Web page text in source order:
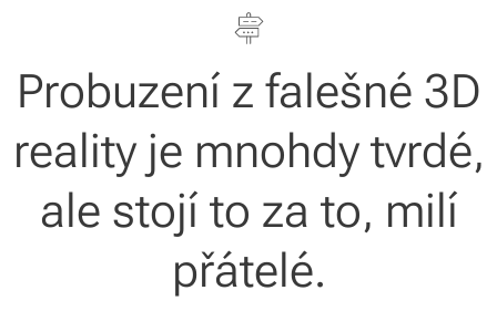
Probuzení z falešné 3D
reality je mnohdy tvrdé,
ale stojí to za to, milí
přátelé.